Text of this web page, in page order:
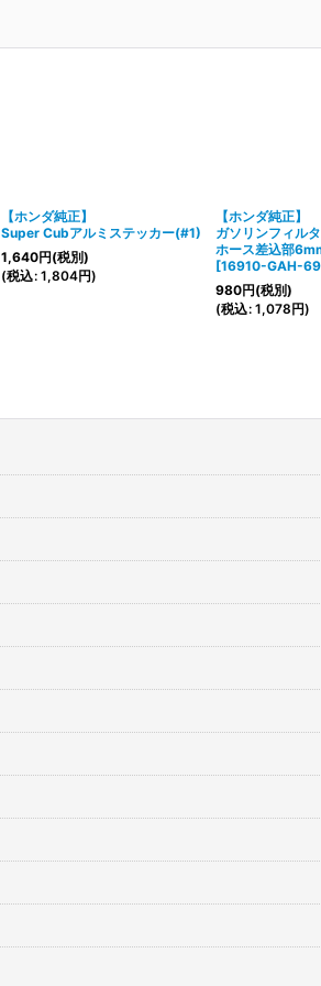
【ホンダ純正】
Super Cubアルミステッカー(#1)
1,640円(税別)
(税込: 1,804円)
【ホンダ純正】
ガソリンフィル
ホース差込部
[16910-GAH-
980円(税別)
(税込: 1,078円)